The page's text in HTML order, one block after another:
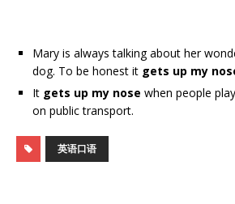
Mary is always talking about her
dog. To be honest it gets up my
It gets up my nose when people
on public transport.
英语口语